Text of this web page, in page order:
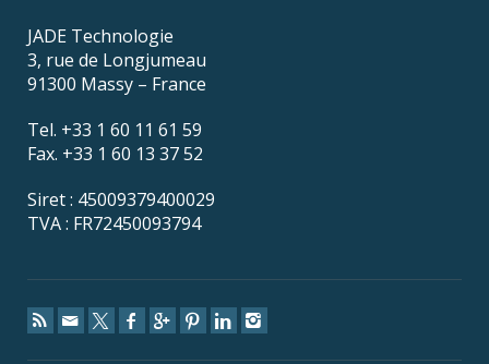
JADE Technologie
3, rue de Longjumeau
91300 Massy – France
Tel. +33 1 60 11 61 59
Fax. +33 1 60 13 37 52
Siret : 45009379400029
TVA : FR72450093794